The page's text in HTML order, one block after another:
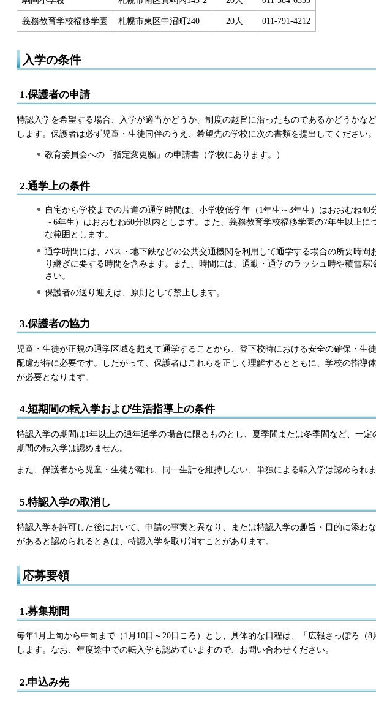
義務教育学校福移学園 札幌市東区中沼町240 20人 011-791-4212
入学の条件
1.保護者の申請
特認入学を希望する場合、入学が適当かどうか、制度の趣旨に沿ったものであるかどうかな
します。保護者は必ず児童・生徒同伴のうえ、希望先の学校に次の書類を提出してください。
教育委員会への「指定変更願」の申請書（学校にあります。）
2.通学上の条件
自宅から学校までの片道の通学時間は、小学校低学年（1年生～3年生）はおおむね40
～6年生）はおおむね60分以内とします。また、義務教育学校福移学園の7年生以上に
な範囲とします。
通学時間には、バス・地下鉄などの公共交通機関を利用して通学する場合の所要時間
り継ぎに要する時間を含みます。また、時間には、通勤・通学のラッシュ時や積雪寒
さい。
保護者の送り迎えは、原則として禁止します。
3.保護者の協力
児童・生徒が正規の通学区域を超えて通学することから、登下校時における安全の確保・生
配慮が特に必要です。したがって、保護者はこれらを正しく理解するとともに、学校の指導
が必要となります。
4.短期間の転入学および生活指導上の条件
特認入学の期間は1年以上の通年通学の場合に限るものとし、夏季間または冬季間など、一定
期間の転入学は認めません。
また、保護者から児童・生徒が離れ、同一生計を維持しない、単独による転入学は認められま
5.特認入学の取消し
特認入学を許可した後において、申請の事実と異なり、または特認入学の趣旨・目的に添わ
があると認められるときは、特認入学を取り消すことがあります。
応募要領
1.募集期間
毎年1月上旬から中旬まで（1月10日～20日ころ）とし、具体的な日程は、「広報さっぽろ（
します。なお、年度途中での転入学も認めていますので、お問い合わせください。
2.申込み先